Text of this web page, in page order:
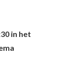
in het